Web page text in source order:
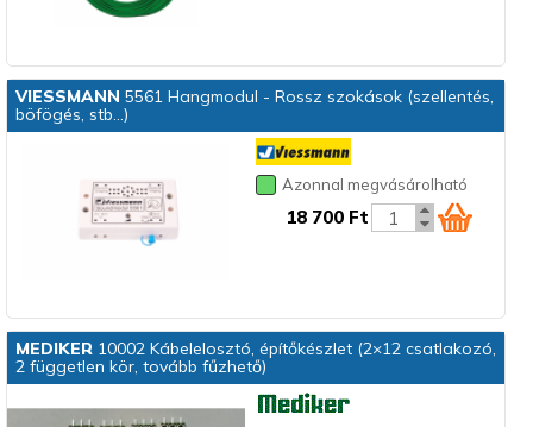
VIESSMANN 5561 Hangmodul - Rossz szokások (szellentés,
böfögés, stb...)
Azonnal megvásárolható
18 700 Ft
MEDIKER10002 Kábelelosztó, építőkészlet (2×12 csatlakozó,
2 független kör, tovább fűzhető)